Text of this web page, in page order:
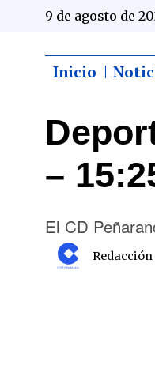
9 de agosto de
Inicio
–
El CD
Redacción